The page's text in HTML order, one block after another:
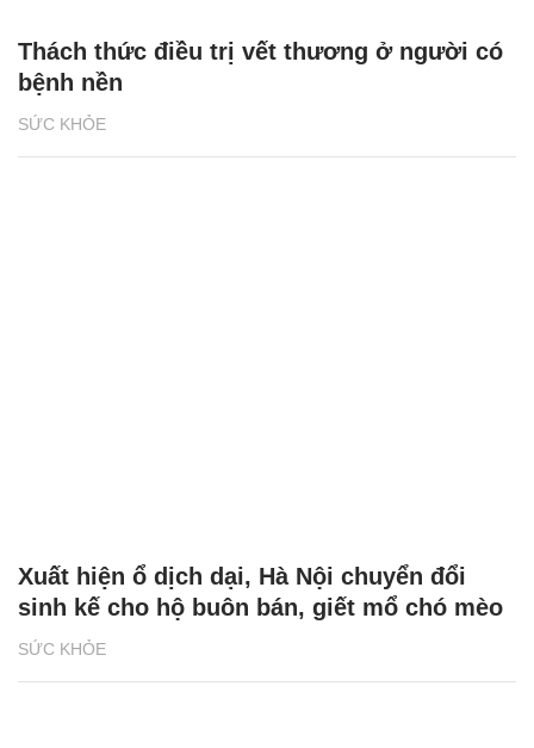
SỨC KHỎE
Thách thức điều trị vết thương ở người có
bệnh nền
SỨC KHỎE
Xuất hiện ổ dịch dại, Hà Nội chuyển đổi
sinh kế cho hộ buôn bán, giết mổ chó mèo